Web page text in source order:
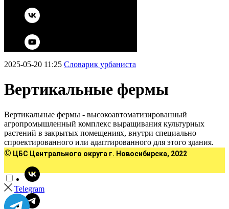
2025-05-20 11:25 Словарик урбаниста
Вертикальные фермы
Вертикальные фермы - высокоавтоматизированный
агропромышленный комплекс выращивания культурных
растений в закрытых помещениях, внутри специально
спроектированного или адаптированного для этого здания.
© ЦБС Центрального округа г. Новосибирска, 2022
Telegram